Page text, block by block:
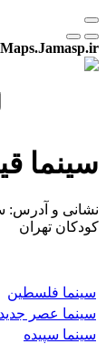
Maps.Jamasp.ir
سینما
نشانی و آدرس:
کودکان تهران
سینما فلسطین
سینما عصر جدید
سینما سپیده